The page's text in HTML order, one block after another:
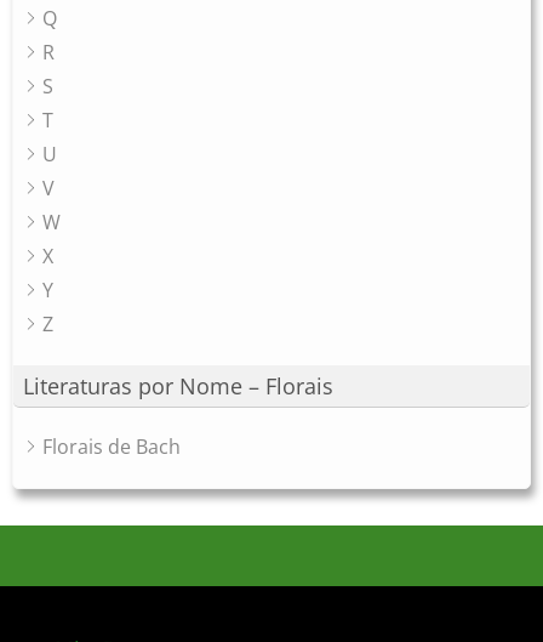
Q
R
S
T
U
V
W
X
Y
Z
Literaturas por Nome – Florais
Florais de Bach